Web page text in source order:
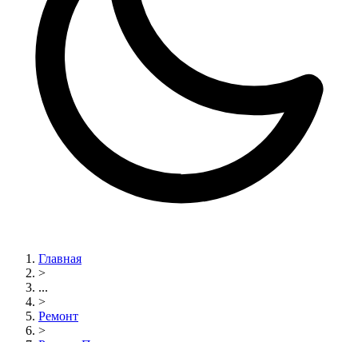
Главная
>
...
>
Ремонт
>